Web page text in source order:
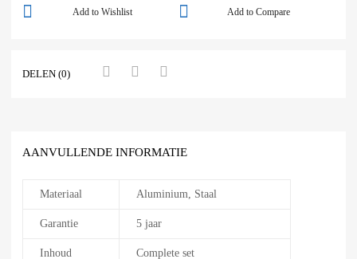
Add to Compare
Add to Wishlist
DELEN (0)
AANVULLENDE INFORMATIE
Materiaal Aluminium, Staal
Garantie 5 jaar
Inhoud Complete set